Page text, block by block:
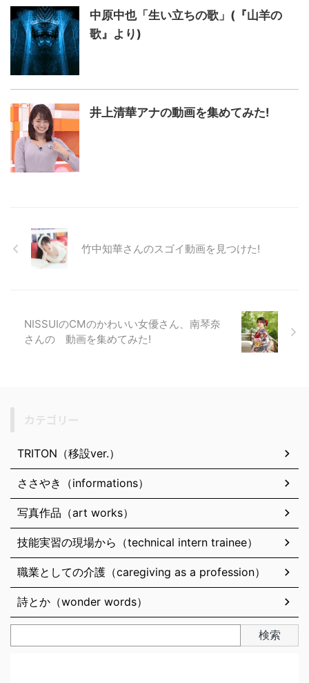
中原中也「生い立ちの歌」(『山羊の
歌』より)
井上清華アナの動画を集めてみた!
竹中知華さんのスゴイ動画を見つけた!
NISSUIのCMのかわいい女優さん、南琴奈
さんの゙動画を集めてみた!
TRITON（移設ver.）
ささやき（informations）
写真作品（art works）
技能実習の現場から（technical intern trainee）
職業としての介護（caregiving as a profession）
詩とか（wonder words）
検索